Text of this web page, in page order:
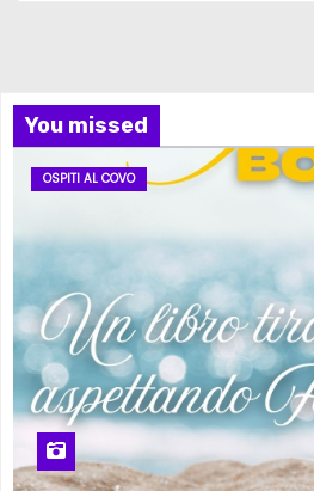
You missed
OSPITI AL COVO